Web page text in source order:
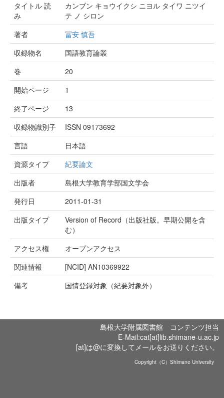
タイトル 読
み
カンブン キョウイクシ ニヨル タイワ ニツイ
テ ノ シロン
著者
冨安 慎吾
収録物名
国語教育論叢
巻
20
開始ページ
1
終了ページ
13
収録物識別子
ISSN 09173692
言語
日本語
資源タイプ
紀要論文
出版者
島根大学教育学部国文学会
発行日
2011-01-31
出版タイプ
Version of Record（出版社版。早期公開を含
む）
アクセス権
オープンアクセス
関連情報
[NCID] AN10369922
備考
国情登録対象（紀要対象外）
島根大学附属図書館 コンテンツ担当
E-Mail:cat[at]lib.shimane-u.ac.jp
[at]は@に変換してメールをお送りください。
Copyright（C）Shimane University